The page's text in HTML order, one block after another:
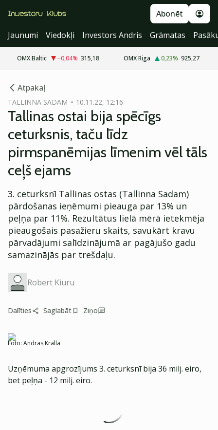
Abonēt
Jaunumi
Viedokļi Investors Andris Grāmatas
OMX Baltic −0,04% 315,18 OMX Riga 0,23% 925,27
Atpakaļ
TALLINNA SADAM 10.11.22, 12:16
Tallinas ostai bija spēcīgs
ceturksnis, taču līdz
pirmspanēmijas līmenim vēl tāls
ceļš ejams
3. ceturksnī Tallinas ostas (Tallinna Sadam)
pārdošanas ieņēmumi pieauga par 13% un
peļņa par 11%. Rezultātus lielā mērā ietekmēja
pieaugošais pasažieru skaits, savukārt kravu
pārvadājumi salīdzinājumā ar pagājušo gadu
samazinājās par trešdaļu.
Robert Kiuru
Dalīties Saglabāt Ziņo
Foto: Andras Kralla
Uzņēmuma apgrozījums 3. ceturksnī bija 36 milj. eiro,
bet peļņa - 12 milj. eiro.